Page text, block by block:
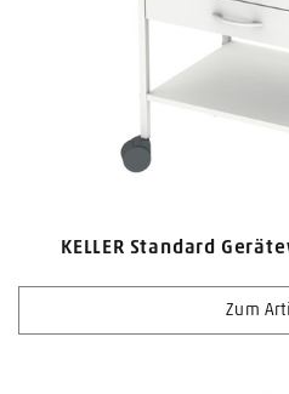
KELLER Standard
Zum